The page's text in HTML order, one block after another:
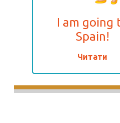
I am going
Spain!
Читати